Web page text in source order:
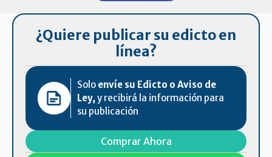
¿Quiere publicar su edicto en
línea?
Solo envíe su Edicto o Aviso de
Ley,y recibirá la información para
su publicación
Comprar Ahora